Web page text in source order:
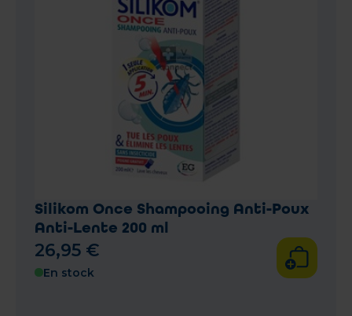
Silikom Once Shampooing Anti-Poux
Anti-Lente 200 ml
26,95 €
En stock